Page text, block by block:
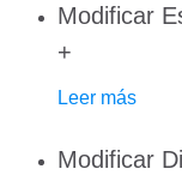
Modificar
+
Leer más
Modificar